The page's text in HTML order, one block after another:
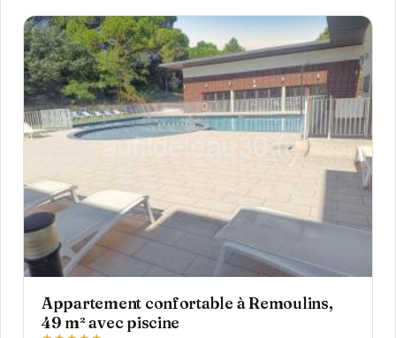
Appartement confortable à Remoulins,
49 m² avec piscine